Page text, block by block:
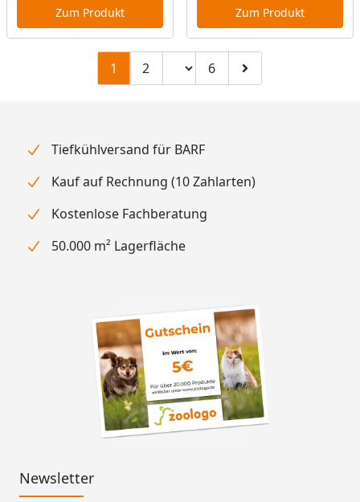
Zum Produkt Zum Produkt
1 Zu Seite 2
2 Seitenzahl ändern
Zu Seite 6
6 Zur nächsten Seite
Tiefkühlversand für BARF
Kauf auf Rechnung (10 Zahlarten)
Kostenlose Fachberatung
50.000 m² Lagerfläche
Newsletter